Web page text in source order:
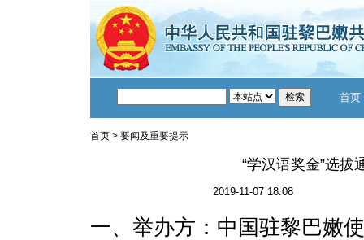
首页
首页 > 要闻及重要提示
“学汉语奖金”选拔
2019-11-07 18:08
一、举办方：中国驻黎巴嫩